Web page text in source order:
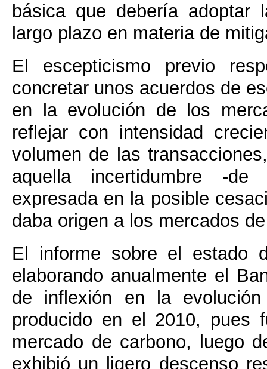
básica que debería adoptar
largo plazo en materia de
El escepticismo previo
concretar unos acuerdos de
en la evolución de los
reflejar con intensidad
volumen de las
aquella incertidumbre -de
expresada en la posible
daba origen a los mercados
El informe sobre el estado
elaborando anualmente el
de inflexión en la
producido en el 2010, pues
mercado de carbono, luego
exhibió un ligero descenso